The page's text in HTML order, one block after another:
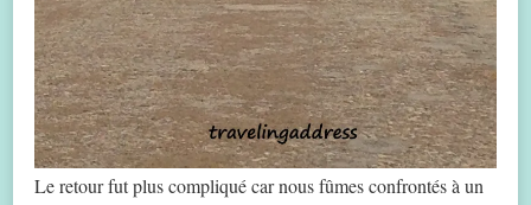
Le retour fut plus compliqué car nous fûmes confrontés à un